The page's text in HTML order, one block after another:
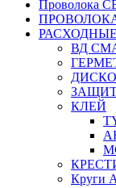
Проволока
ПРОВОЛОКА
ВД
КЛЕЙ
Круги